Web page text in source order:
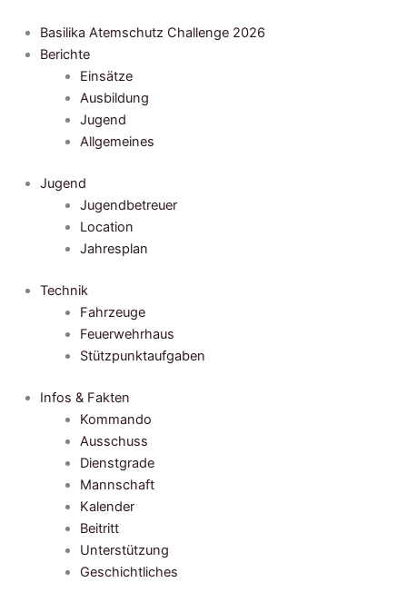
Inhalt
springen
Basilika Atemschutz Challenge 2026
Berichte
Einsätze
Ausbildung
Jugend
Allgemeines
Jugend
Jugendbetreuer
Location
Jahresplan
Technik
Fahrzeuge
Feuerwehrhaus
Stützpunktaufgaben
Infos & Fakten
Kommando
Ausschuss
Dienstgrade
Mannschaft
Kalender
Beitritt
Unterstützung
Geschichtliches